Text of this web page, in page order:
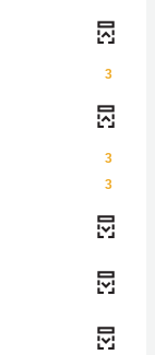
3
3
3